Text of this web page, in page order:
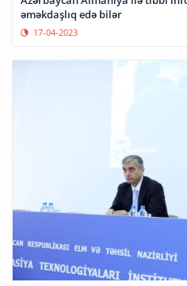
əməkdaşlıq edə bilər
17-04-2023